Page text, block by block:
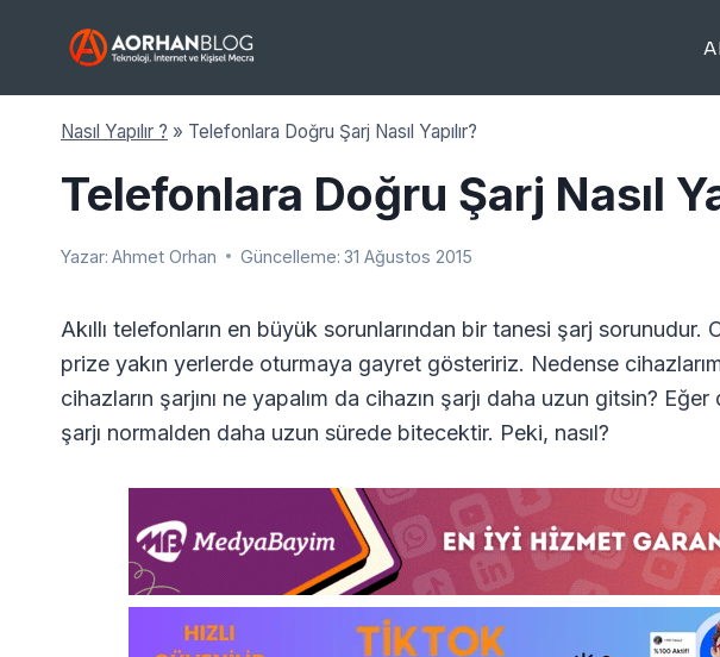
Nasıl Yapılır ? » Telefonlara Doğru Şarj Nasıl Yapılır?
Telefonlara Doğru Şarj Nasıl
Yazar: Ahmet Orhan Güncelleme: 31 Ağustos 2015
Akıllı telefonların en büyük sorunlarından bir tanesi şarj sorunudur.
prize yakın yerlerde oturmaya gayret gösteririz. Nedense
cihazların şarjını ne yapalım da cihazın şarjı daha uzun gitsin? Eğer
şarjı normalden daha uzun sürede bitecektir. Peki, nasıl?